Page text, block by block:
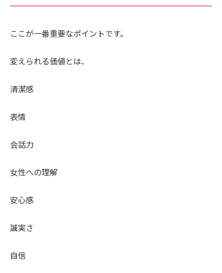
ここが一番重要なポイントです。
変えられる価値とは、
清潔感
表情
会話力
女性への理解
安心感
誠実さ
自信